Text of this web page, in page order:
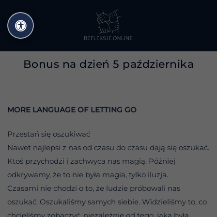
do
treści
Bonus na dzień 5 października
MORE LANGUAGE OF LETTING GO
Przestań się oszukiwać
Nawet najlepsi z nas od czasu do czasu dają się oszukać.
Ktoś przychodzi i zachwyca nas magią. Później
odkrywamy, że to nie była magia, tylko iluzja.
Czasami nie chodzi o to, że ludzie próbowali nas
oszukać. Oszukaliśmy samych siebie. Widzieliśmy to, co